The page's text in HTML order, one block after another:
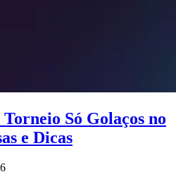
Só Golaços no
e Dicas